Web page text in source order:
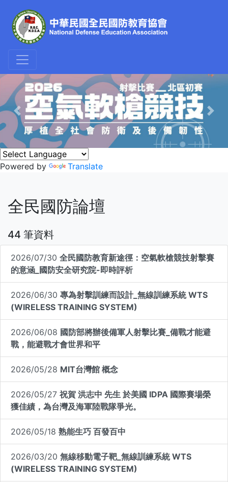
Previous Next
Powered by Translate
全民國防論壇
44 筆資料
2026/07/30 全民國防教育新途徑：空氣軟槍競技射擊賽
的意涵_國防安全研究院-即時評析
2026/06/30 專為射擊訓練而設計_無線訓練系統 WTS
(WIRELESS TRAINING SYSTEM)
2026/06/08 國防部將辦後備軍人射擊比賽_備戰才能避
戰，能避戰才會世界和平
2026/05/28 MIT台灣館 概念
2026/05/27 祝賀 洪志中 先生 於美國 IDPA 國際賽場榮
獲佳績，為台灣及海軍陸戰隊爭光。
2026/05/18 熟能生巧 百發百中
2026/03/20 無線移動電子靶_無線訓練系統 WTS
(WIRELESS TRAINING SYSTEM)